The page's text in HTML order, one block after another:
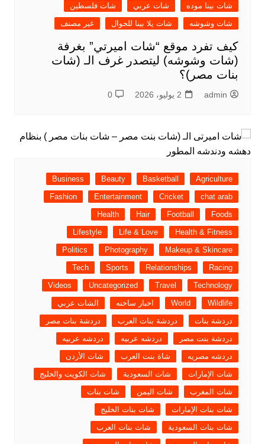
شات بينا موده
شات عربي
شات فلسطين
شات وشوشه
شات يلا بينا للجوال غير مصنف
كيف تفرد موقع “شات اميرتي” بغرفة
(شات وشوشه) ليتصدر غرف الـ (شات
بنات مصر)؟
admin 2 يوليو، 2026 0
Agriculture
Basketball
Beauty
Business
chat arab
Cricket
Entertainment
Fashion
Foods
Football
Hair
Health
Health & Fitness
Life & Love
Lifestyle
Makeup & Skincare
Photography
Politics
Racing
Relationships
Sports
Tech
Technology
Travel
Uncategorized
Videos
Wildlife
World اخبار ساخنه
الشات عربي
دردشة بنات
دردشة بنات العرب
دردشة بنات مصر
دردشة بنت مصر
دردشه عربيه
دردشه عربيه
دردشه مصريه
شاة بنت العرب
شات الأردن
شات الإمارات
شات السعودية
شات الكويت والخليج
شات المغرب
شات اليمن
شات بنات
شات بنات الإمارات
شات بنات الخليج
شات بنات السعودية
شات بنات العرب